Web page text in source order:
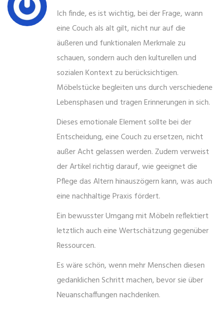
Ich finde, es ist wichtig, bei der Frage, wann
eine Couch als alt gilt, nicht nur auf die
äußeren und funktionalen Merkmale zu
schauen, sondern auch den kulturellen und
sozialen Kontext zu berücksichtigen.
Möbelstücke begleiten uns durch verschiedene
Lebensphasen und tragen Erinnerungen in sich.
Dieses emotionale Element sollte bei der
Entscheidung, eine Couch zu ersetzen, nicht
außer Acht gelassen werden. Zudem verweist
der Artikel richtig darauf, wie geeignet die
Pflege das Altern hinauszögern kann, was auch
eine nachhaltige Praxis fördert.
Ein bewusster Umgang mit Möbeln reflektiert
letztlich auch eine Wertschätzung gegenüber
Ressourcen.
Es wäre schön, wenn mehr Menschen diesen
gedanklichen Schritt machen, bevor sie über
Neuanschaffungen nachdenken.